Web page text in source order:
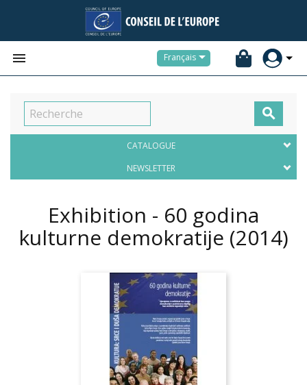
 Français

CATALOGUE
NEWSLETTER
Exhibition - 60 godina
kulturne demokratije (2014)